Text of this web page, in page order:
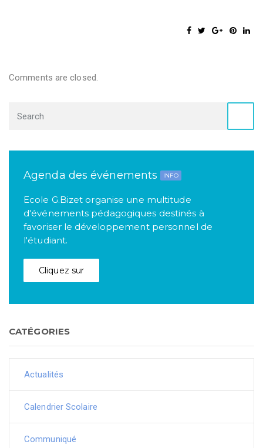
Comments are closed.
Agenda des événements INFO
Ecole G.Bizet organise une multitude
d'événements pédagogiques destinés à
favoriser le développement personnel de
l'étudiant.
Cliquez sur
CATÉGORIES
Actualités
Calendrier Scolaire
Communiqué